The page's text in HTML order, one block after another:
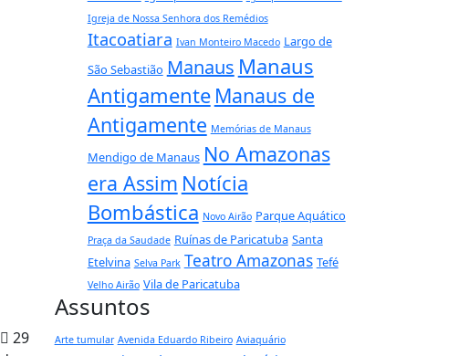
Igreja de Nossa Senhora dos Remédios
Itacoatiara Ivan Monteiro Macedo Largo de
São Sebastião Manaus Manaus
Antigamente Manaus de
Antigamente Memórias de Manaus
Mendigo de Manaus No Amazonas
era Assim Notícia
Bombástica Novo Airão Parque Aquático
Praça da Saudade Ruínas de Paricatuba Santa
Etelvina Selva Park Teatro Amazonas Tefé
Velho Airão Vila de Paricatuba
29
Assuntos
Arte tumular Avenida Eduardo Ribeiro Aviaquário